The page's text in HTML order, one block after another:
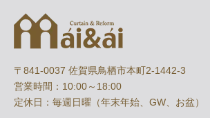
〒841-0037 佐賀県鳥栖市本町2-1442-3
営業時間：10:00～18:00
定休日：毎週日曜（年末年始、GW、お盆）